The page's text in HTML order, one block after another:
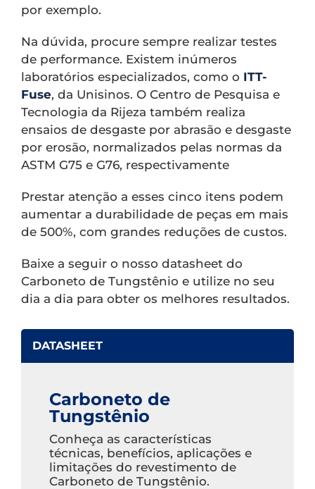
por exemplo.
Na dúvida, procure sempre realizar testes
de performance. Existem inúmeros
laboratórios especializados, como o ITT-
Fuse, da Unisinos. O Centro de Pesquisa e
Tecnologia da Rijeza também realiza
ensaios de desgaste por abrasão e desgaste
por erosão, normalizados pelas normas da
ASTM G75 e G76, respectivamente
Prestar atenção a esses cinco itens podem
aumentar a durabilidade de peças em mais
de 500%, com grandes reduções de custos.
Baixe a seguir o nosso datasheet do
Carboneto de Tungstênio e utilize no seu
dia a dia para obter os melhores resultados.
DATASHEET
Carboneto de
Tungstênio
Conheça as características
técnicas, benefícios, aplicações e
limitações do revestimento de
Carboneto de Tungstênio.